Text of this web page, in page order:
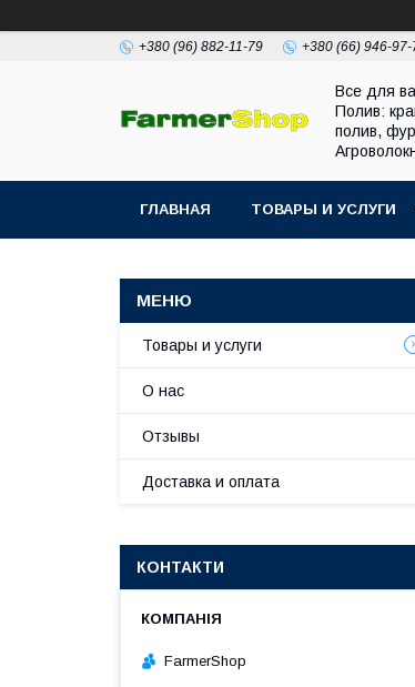
+380 (96) 882-11-79 +380 (66) 946-97-
Все для
Полив:
полив,
ГЛАВНАЯ ТОВАРЫ И УСЛУГИ
Товары и услуги
О нас
Отзывы
Доставка и оплата
КОНТАКТИ
FarmerShop